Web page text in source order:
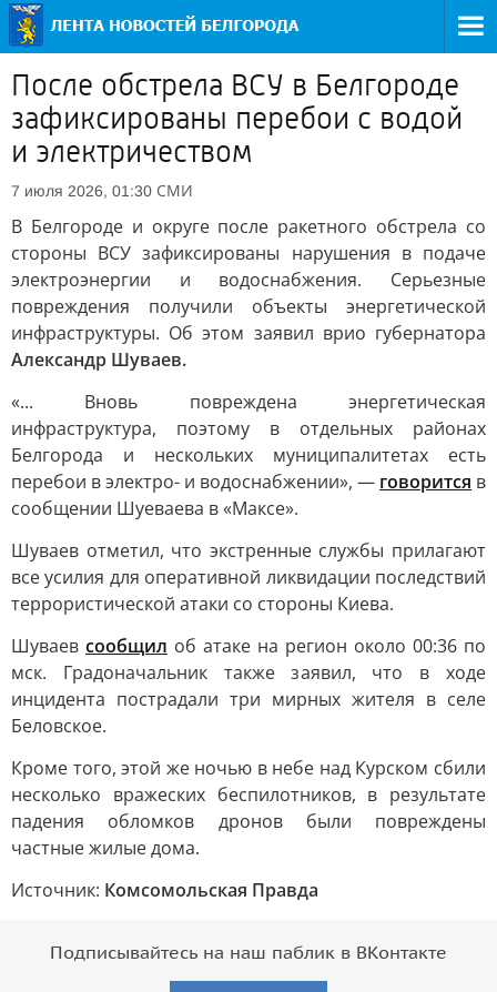
После обстрела ВСУ в Белгороде
зафиксированы перебои с водой
и электричеством
7 июля 2026, 01:30 СМИ
В Белгороде и округе после ракетного обстрела со
стороны ВСУ зафиксированы нарушения в подаче
электроэнергии и водоснабжения. Серьезные
повреждения получили объекты энергетической
инфраструктуры. Об этом заявил врио губернатора
Александр Шуваев.
«... Вновь повреждена энергетическая
инфраструктура, поэтому в отдельных районах
Белгорода и нескольких муниципалитетах есть
перебои в электро- и водоснабжении», — говорится в
сообщении Шуеваева в «Максе».
Шуваев отметил, что экстренные службы прилагают
все усилия для оперативной ликвидации последствий
террористической атаки со стороны Киева.
Шуваев сообщил об атаке на регион около 00:36 по
мск. Градоначальник также заявил, что в ходе
инцидента пострадали три мирных жителя в селе
Беловское.
Кроме того, этой же ночью в небе над Курском сбили
несколько вражеских беспилотников, в результате
падения обломков дронов были повреждены
частные жилые дома.
Источник: Комсомольская Правда
Подписывайтесь на наш паблик в ВКонтакте